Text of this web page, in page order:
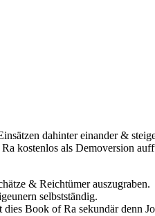
dahinter einander &
kostenlos als Demoversion
& Reichtümer auszugraben.
selbstständig.
Book of Ra sekundär denn